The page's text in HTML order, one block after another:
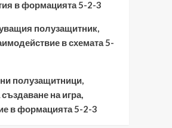
в формацията 5-2-3
полузащитник,
в схемата 5-
полузащитници,
на игра,
в формацията 5-2-3